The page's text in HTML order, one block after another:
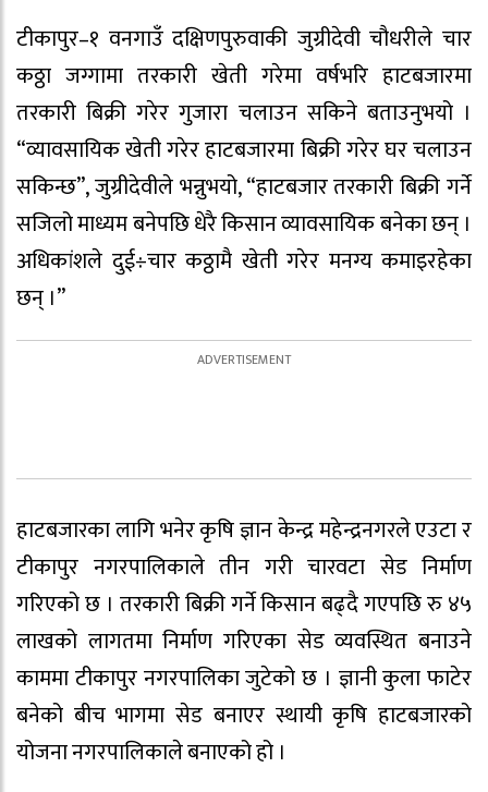
टीकापुर–१ वनगाउँ दक्षिणपुरुवाकी जुग्रीदेवी चौधरीले चार
कठ्ठा जग्गामा तरकारी खेती गरेमा वर्षभरि हाटबजारमा
तरकारी बिक्री गरेर गुजारा चलाउन सकिने बताउनुभयो ।
“व्यावसायिक खेती गरेर हाटबजारमा बिक्री गरेर घर चलाउन
सकिन्छ”, जुग्रीदेवीले भन्नुभयो, “हाटबजार तरकारी बिक्री गर्ने
सजिलो माध्यम बनेपछि धेरै किसान व्यावसायिक बनेका छन् ।
अधिकांशले दुई÷चार कठ्ठामै खेती गरेर मनग्य कमाइरहेका
छन् ।”
हाटबजारका लागि भनेर कृषि ज्ञान केन्द्र महेन्द्रनगरले एउटा र
टीकापुर नगरपालिकाले तीन गरी चारवटा सेड निर्माण
गरिएको छ । तरकारी बिक्री गर्ने किसान बढ्दै गएपछि रु ४५
लाखको लागतमा निर्माण गरिएका सेड व्यवस्थित बनाउने
काममा टीकापुर नगरपालिका जुटेको छ । ज्ञानी कुला फाटेर
बनेको बीच भागमा सेड बनाएर स्थायी कृषि हाटबजारको
योजना नगरपालिकाले बनाएको हो ।